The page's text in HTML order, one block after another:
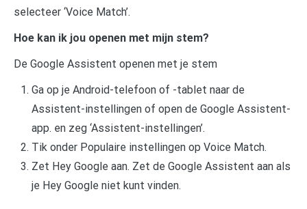
selecteer ‘Voice Match’.
Hoe kan ik jou openen met mijn stem?
De Google Assistent openen met je stem
Ga op je Android-telefoon of -tablet naar de
Assistent-instellingen of open de Google Assistent-
app. en zeg ‘Assistent-instellingen’.
Tik onder Populaire instellingen op Voice Match.
Zet Hey Google aan. Zet de Google Assistent aan als
je Hey Google niet kunt vinden.